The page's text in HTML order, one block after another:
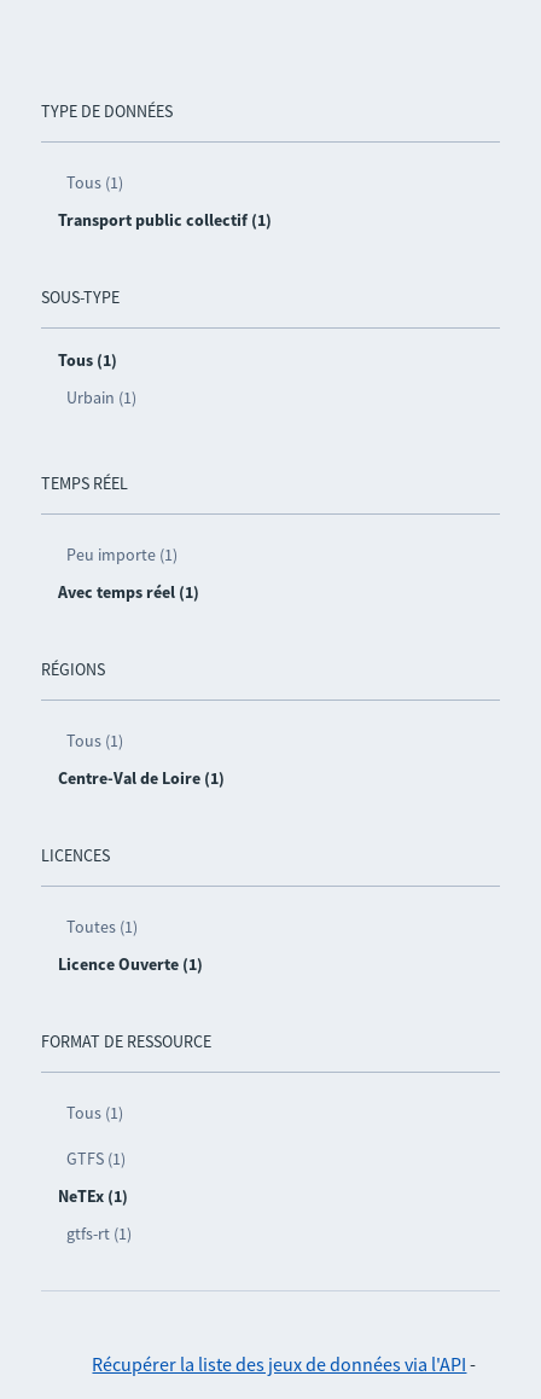
TYPE DE DONNÉES
Tous (1)
Transport public collectif (1)
SOUS-TYPE
Tous (1)
Urbain (1)
TEMPS RÉEL
Peu importe (1)
Avec temps réel (1)
RÉGIONS
Tous (1)
Centre-Val de Loire (1)
LICENCES
Toutes (1)
Licence Ouverte (1)
FORMAT DE RESSOURCE
Tous (1)
GTFS (1)
NeTEx (1)
gtfs-rt (1)
Récupérer la liste des jeux de données via l'API -